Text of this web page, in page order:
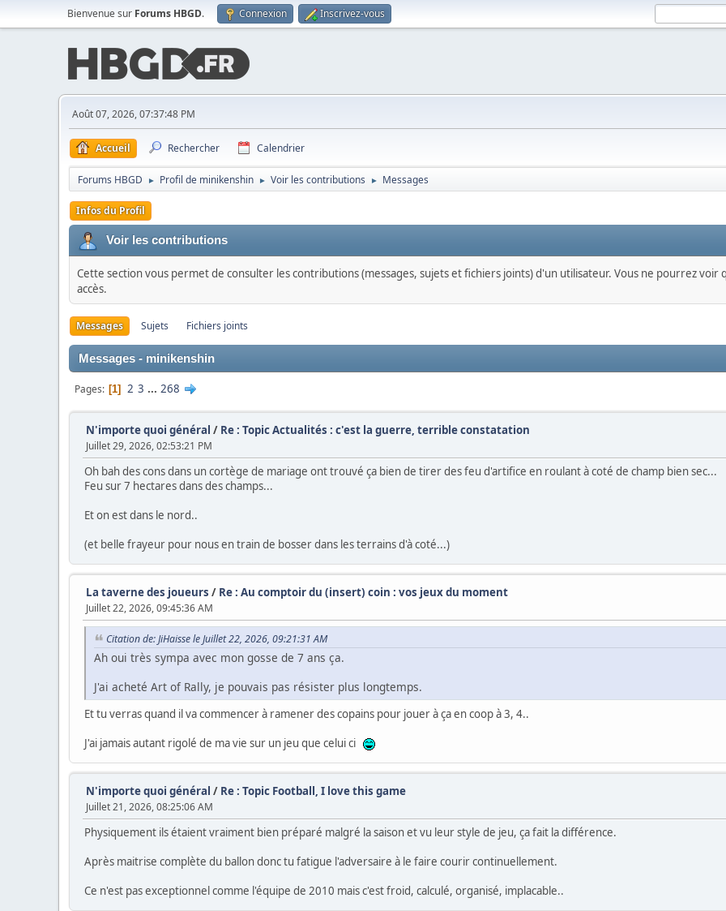
Bienvenue sur Forums HBGD. Connexion Inscrivez-vous
Août 07, 2026, 07:37:48 PM
Accueil Rechercher Calendrier
Forums HBGD ► Profil de minikenshin ► Voir les contributions ► Messages
Infos du Profil
Voir les contributions
Cette section vous permet de consulter les contributions (messages, sujets et fichiers joints) d'un utilisateur. Vous ne pourrez voir
accès.
Messages Sujets Fichiers joints
Messages - minikenshin
Pages 1 2 3 ... 268
N'importe quoi général / Re : Topic Actualités : c'est la guerre, terrible constatation
Juillet 29, 2026, 02:53:21 PM
Oh bah des cons dans un cortège de mariage ont trouvé ça bien de tirer des feu d'artifice en roulant à coté de champ bien sec...
Feu sur 7 hectares dans des champs...
Et on est dans le nord..
(et belle frayeur pour nous en train de bosser dans les terrains d'à coté...)
La taverne des joueurs / Re : Au comptoir du (insert) coin : vos jeux du moment
Juillet 22, 2026, 09:45:36 AM
Citation de: JiHaisse le Juillet 22, 2026, 09:21:31 AM
Ah oui très sympa avec mon gosse de 7 ans ça.
J'ai acheté Art of Rally, je pouvais pas résister plus longtemps.
Et tu verras quand il va commencer à ramener des copains pour jouer à ça en coop à 3, 4..
J'ai jamais autant rigolé de ma vie sur un jeu que celui ci
N'importe quoi général / Re : Topic Football, I love this game
Juillet 21, 2026, 08:25:06 AM
Physiquement ils étaient vraiment bien préparé malgré la saison et vu leur style de jeu, ça fait la différence.
Après maitrise complète du ballon donc tu fatigue l'adversaire à le faire courir continuellement.
Ce n'est pas exceptionnel comme l'équipe de 2010 mais c'est froid, calculé, organisé, implacable..